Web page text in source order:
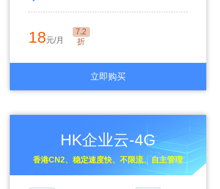
7.2
折
18元/月
立即购买
HK企业云-4G
香港CN2、稳定速度快、不限流、自主管理